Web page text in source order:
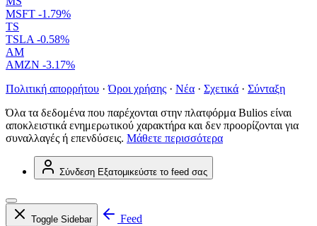
MSFT -1.79%
TS
TSLA -0.58%
AM
AMZN -3.17%
Πολιτική απορρήτου · Όροι χρήσης · Νέα · Σχετικά · Σύνταξη
Όλα τα δεδομένα που παρέχονται στην πλατφόρμα Bulios είναι
αποκλειστικά ενημερωτικού χαρακτήρα και δεν προορίζονται για
συναλλαγές ή επενδύσεις. Μάθετε περισσότερα
Σύνδεση Εξατομικεύστε το feed σας
Toggle Sidebar
Feed